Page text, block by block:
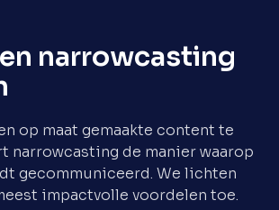
narrowcasting
op maat gemaakte content te
narrowcasting de manier waarop
gecommuniceerd. We lichten
impactvolle voordelen toe.